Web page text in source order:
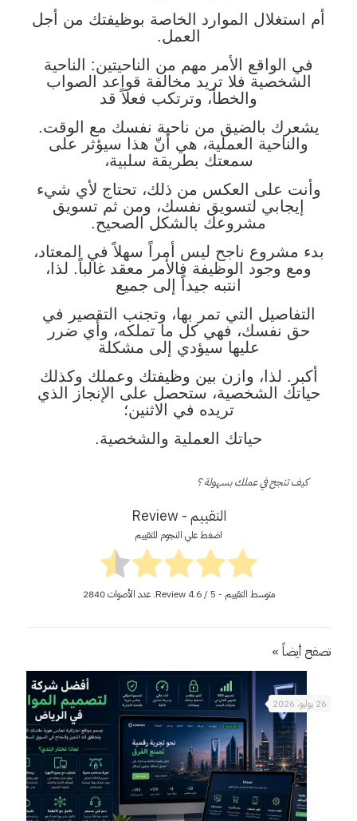
أم استغلال الموارد الخاصة بوظيفتك من أجل
العمل.
في الواقع الأمر مهم من الناحيتين: الناحية
الشخصية فلا تريد مخالفة قواعد الصواب
والخطأ، وترتكب فعلاً قد
يشعرك بالضيق من ناحية نفسك مع الوقت.
والناحية العملية، هي أنّ هذا سيؤثر على
سمعتك بطريقة سلبية،
وأنت على العكس من ذلك، تحتاج لأي شيء
إيجابي لتسويق نفسك، ومن ثم تسويق
مشروعك بالشكل الصحيح.
بدء مشروع ناجح ليس أمراً سهلاً في المعتاد،
ومع وجود الوظيفة فالأمر معقد غالباً. لذا،
انتبه جيداً إلى جميع
التفاصيل التي تمر بها، وتجنب التقصير في
حق نفسك، فهي كل ما تملكه، وأي ضرر
عليها سيؤدي إلى مشكلة
أكبر. لذا، وازن بين وظيفتك وعملك وكذلك
حياتك الشخصية، ستحصل على الإنجاز الذي
تريده في الاثنين؛
حياتك العملية والشخصية.
كيف تنجح في عملك بسهولة ؟
التقييم - Review
اضغط علي النجوم للتقييم
متوسط التقييم - Review 4.6/ 5. عدد الأصوات 2840
تصفح أيضاً »
26 يوليو، 2026